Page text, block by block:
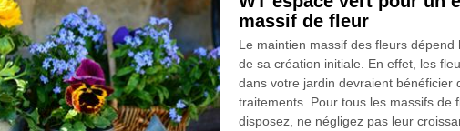
massif de fleur
Le maintien massif des fleurs dépend
de sa création initiale. En effet, les
dans votre jardin devraient bénéficier
traitements. Pour tous les massifs de
disposez, ne négligez pas leur